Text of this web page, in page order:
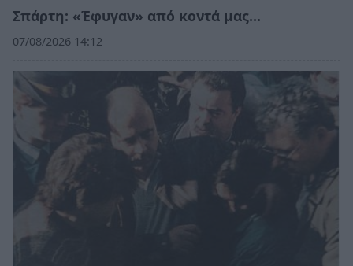
Σπάρτη: «Έφυγαν» από κοντά μας…
07/08/2026 14:12